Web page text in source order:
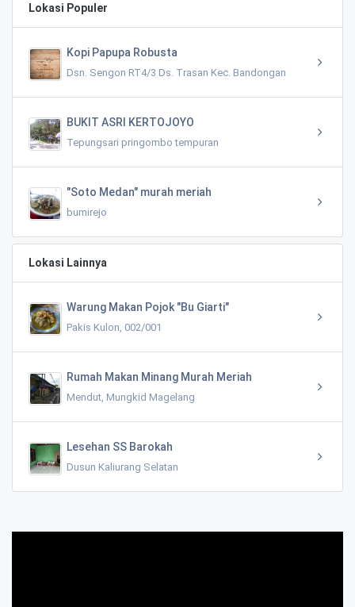
Lokasi Populer
Kopi Papupa Robusta
Dsn. Sengon RT4/3 Ds. Trasan Kec. Bandongan
BUKIT ASRI KERTOJOYO
Tepungsari pringombo tempuran
"Soto Medan" murah meriah
bumirejo
Lokasi Lainnya
Warung Makan Pojok "Bu Giarti"
Pakis Kulon, 002/001
Rumah Makan Minang Murah Meriah
Mendut, Mungkid Magelang
Lesehan SS Barokah
Dusun Kaliurang Selatan